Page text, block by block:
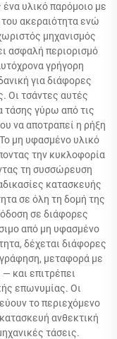
υλικό παρόμοιο με
ακεραιότητα ενώ
μηχανισμός
ασφαλή περιορισμό
γρήγορη
για διάφορες
Οι τσάντες αυτές
τάσης γύρω από τις
να αποτραπεί η ρήξη
μη υφασμένο υλικό
την κυκλοφορία
τη συσσώρευση
κατασκευής
σε όλη τη δομή της
σε διάφορες
από μη υφασμένο
δέχεται διάφορες
μεταφορά με
και επιτρέπει
επωνυμίας. Οι
το περιεχόμενο
ανθεκτική
τάσεις.